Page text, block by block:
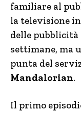
familiare al
la televisione
delle pubblicità
settimane, ma
punta del
Mandalorian.
Il primo